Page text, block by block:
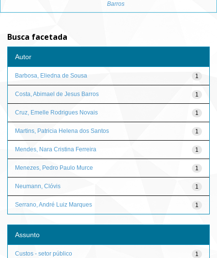
Barros
Busca facetada
Autor
1
Barbosa, Eliedna de Sousa
1
Costa, Abimael de Jesus Barros
1
Cruz, Emelle Rodrigues Novais
1
Martins, Patricia Helena dos Santos
1
Mendes, Nara Cristina Ferreira
1
Menezes, Pedro Paulo Murce
1
Neumann, Clóvis
1
Serrano, André Luiz Marques
Assunto
1
Custos - setor público